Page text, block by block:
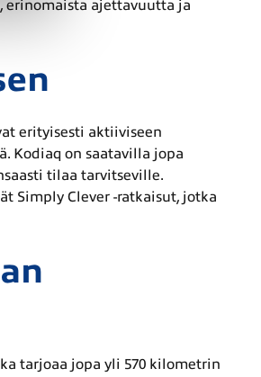
erinomaista ajettavuutta ja
erityisesti aktiiviseen
Kodiaq on saatavilla jopa
tilaa tarvitseville.
Simply Clever -ratkaisut, jotka
tarjoaa jopa yli 570 kilometrin